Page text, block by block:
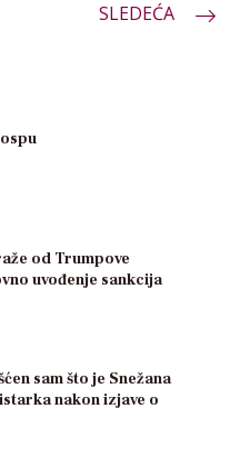
PaginacijaSLEDEĆA
od Trumpove
uvođenje sankcija
sam što je Snežana
nakon izjave o